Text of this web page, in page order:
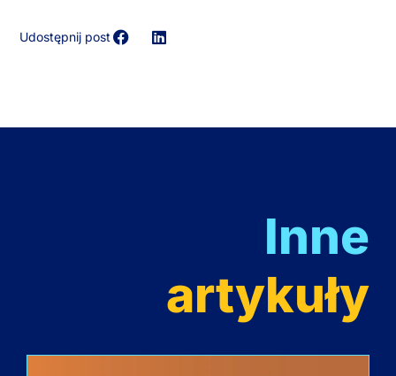
Udostępnij post
Inne
artykuły